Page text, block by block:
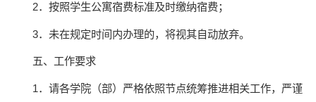
2．按照学生公寓宿费标准及时缴纳宿费；
3．未在规定时间内办理的，将视其自动放弃。
五、工作要求
1．请各学院（部）严格依照节点统筹推进相关工作，严谨